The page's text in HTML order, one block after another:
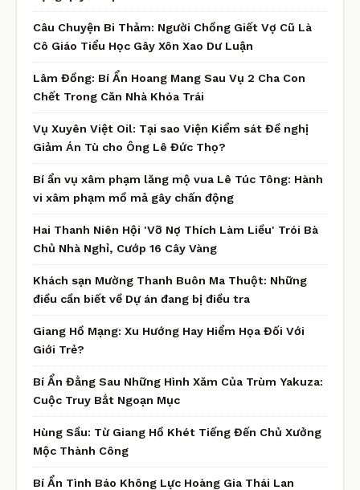
Câu Chuyện Bi Thảm: Người Chồng Giết Vợ Cũ Là
Cô Giáo Tiểu Học Gây Xôn Xao Dư Luận
Lâm Đồng: Bí Ẩn Hoang Mang Sau Vụ 2 Cha Con
Chết Trong Căn Nhà Khóa Trái
Vụ Xuyên Việt Oil: Tại sao Viện Kiểm sát Đề nghị
Giảm Án Tù cho Ông Lê Đức Thọ?
Bí ẩn vụ xâm phạm lăng mộ vua Lê Túc Tông: Hành
vi xâm phạm mồ mả gây chấn động
Hai Thanh Niên Hội 'Vỡ Nợ Thích Làm Liều' Trói Bà
Chủ Nhà Nghỉ, Cướp 16 Cây Vàng
Khách sạn Mường Thanh Buôn Ma Thuột: Những
điều cần biết về Dự án đang bị điều tra
Giang Hồ Mạng: Xu Hướng Hay Hiểm Họa Đối Với
Giới Trẻ?
Bí Ẩn Đằng Sau Những Hình Xăm Của Trùm Yakuza:
Cuộc Truy Bắt Ngoạn Mục
Hùng Sầu: Từ Giang Hồ Khét Tiếng Đến Chủ Xưởng
Mộc Thành Công
Bí Ẩn Tình Báo Không Lực Hoàng Gia Thái Lan